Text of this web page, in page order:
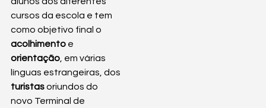
cursos da escola e tem
como objetivo final o
acolhimento e
orientação , em várias
línguas estrangeiras, dos
turistas oriundos do
novo Terminal de